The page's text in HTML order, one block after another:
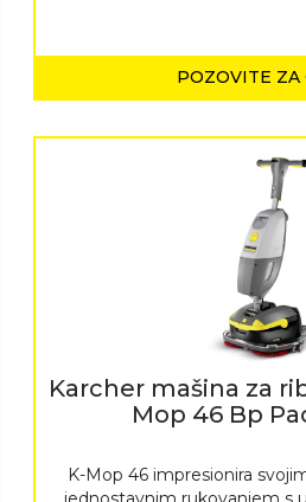
POZOVITE ZA
Karcher mašina za
Mop 46 Bp
K-Mop 46 impresionira